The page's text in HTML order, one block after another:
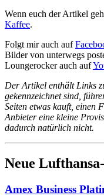
Wenn euch der Artikel
Kaffee.
Folgt mir auch auf
Bilder von unterwegs
Loungerocker auch auf
Der Artikel enthält Links
gekennzeichnet sind,
Seiten etwas kauft, einen
Anbieter eine kleine
dadurch natürlich nicht.
Neue
Amex Business